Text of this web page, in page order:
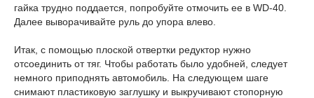
гайка трудно поддается, попробуйте отмочить ее в WD-40.
Далее выворачивайте руль до упора влево.
Итак, с помощью плоской отвертки редуктор нужно
отсоединить от тяг. Чтобы работать было удобней, следует
немного приподнять автомобиль. На следующем шаге
снимают пластиковую заглушку и выкручивают стопорную